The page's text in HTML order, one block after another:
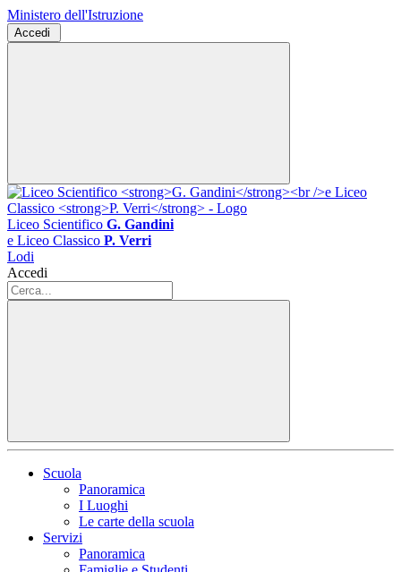
Ministero dell'Istruzione
Accedi
Liceo Scientifico G. Gandini
e Liceo Classico P. Verri
Lodi
Accedi
Scuola
Panoramica
I Luoghi
Le carte della scuola
Servizi
Panoramica